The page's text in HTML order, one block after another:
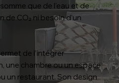
que de l’eau et de
de CO₂ ni besoin d’un
de l’intégrer
une chambre ou un espace
un restaurant. Son design